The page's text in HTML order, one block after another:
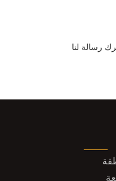
رسالة لنا